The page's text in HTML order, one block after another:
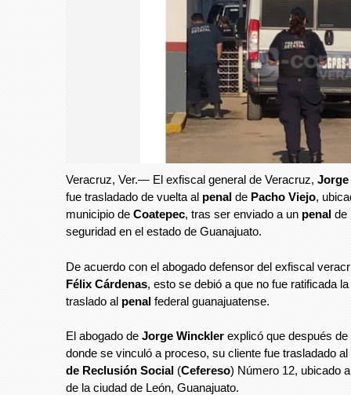
Veracruz, Ver.— El exfiscal general de Veracruz,
fue trasladado de vuelta al penal de Pacho Viejo,
municipio de Coatepec, tras ser enviado a un penal de
seguridad en el estado de Guanajuato.
De acuerdo con el abogado defensor del exfiscal
Félix Cárdenas, esto se debió a que no fue ratificada
traslado al penal federal guanajuatense.
El abogado de Jorge Winckler explicó que después
donde se vinculó a proceso, su cliente fue trasladado al
de Reclusión Social (Cefereso) Número 12, ubicado
de la ciudad de León, Guanajuato.